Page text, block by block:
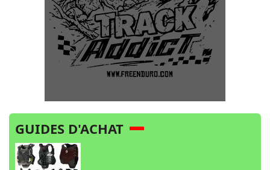
GUIDES D'ACHAT